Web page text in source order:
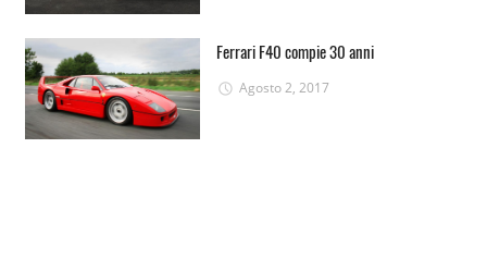
Ferrari F40 compie 30 anni
Agosto 2, 2017